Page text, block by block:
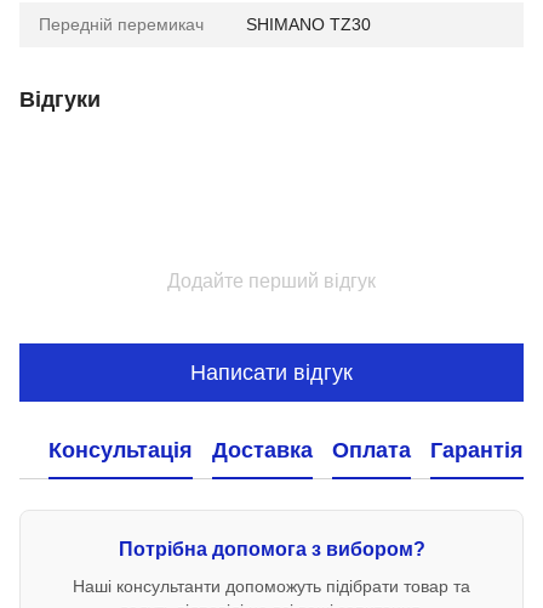
Передній перемикач SHIMANO TZ30
Відгуки
Додайте перший відгук
Написати відгук
Консультація Доставка Оплата Гарантія
Потрібна допомога з вибором?
Наші консультанти допоможуть підібрати товар та